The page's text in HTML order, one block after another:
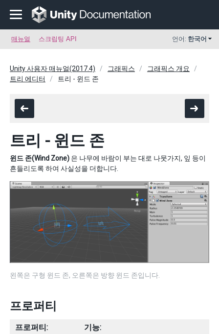
매뉴얼 스크립팅 API 언어: 한국어
Unity 사용자 매뉴얼(2017.4) 그래픽스
그래픽스 개요
트리 에디터
트리 - 윈드 존
트리 - 윈드 존
윈드 존(Wind Zone) 은 나무에 바람이 부는 대로 나뭇가지, 잎 등이
흔들리도록 하여 사실성을 더합니다.
왼쪽은 구형 윈드 존, 오른쪽은 방향 윈드 존입니다.
프로퍼티
프로퍼티: 기능: